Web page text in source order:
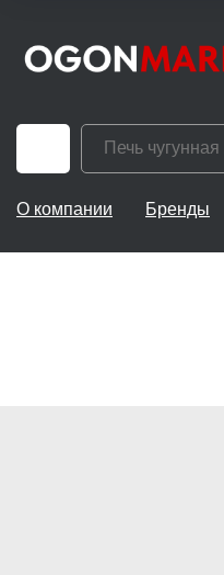
О компании Бренды